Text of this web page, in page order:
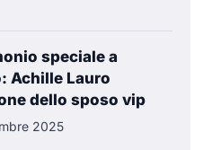
speciale a
Achille Lauro
dello sposo vip
2025